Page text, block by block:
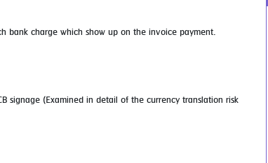
bank charge which show up on the invoice payment.
signage (Examined in detail of the currency translation risk